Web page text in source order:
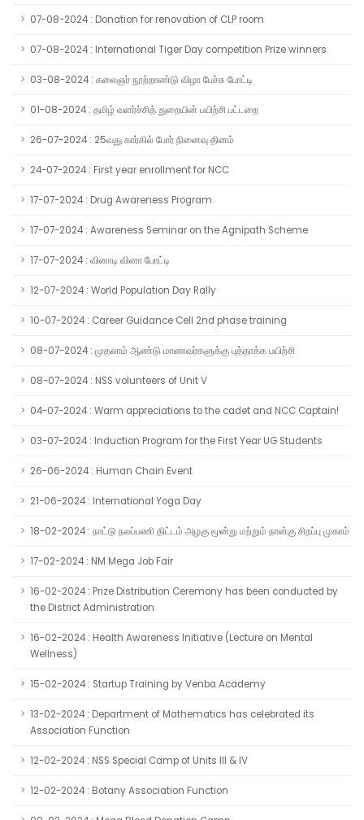
07-08-2024 : Donation for renovation of CLP room
07-08-2024 : International Tiger Day competition Prize winners
03-08-2024 : கலைஞர் நூற்றாண்டு விழா பேச்சு போட்டி
01-08-2024 : தமிழ் வளர்ச்சித் துறையின் பயிற்சி பட்டறை
26-07-2024 : 25வது கார்கில் போர் நினைவு தினம்
24-07-2024 : First year enrollment for NCC
17-07-2024 : Drug Awareness Program
17-07-2024 : Awareness Seminar on the Agnipath Scheme
17-07-2024 : வினாடி வினா போட்டி
12-07-2024 : World Population Day Rally
10-07-2024 : Career Guidance Cell 2nd phase training
08-07-2024 : முதலாம் ஆண்டு மாணவர்களுக்கு புத்தாக்க பயிற்சி
08-07-2024 : NSS volunteers of Unit V
04-07-2024 : Warm appreciations to the cadet and NCC Captain!
03-07-2024 : Induction Program for the First Year UG Students
26-06-2024 : Human Chain Event
21-06-2024 : International Yoga Day
18-02-2024 : நாட்டு நலப்பணி திட்டம் அழகு மூன்று மற்றும் நான்கு சிறப்பு முகாம்
17-02-2024 : NM Mega Job Fair
16-02-2024 : Prize Distribution Ceremony has been conducted by
the District Administration
16-02-2024 : Health Awareness Initiative (Lecture on Mental
Wellness)
15-02-2024 : Startup Training by Venba Academy
13-02-2024 : Department of Mathematics has celebrated its
Association Function
12-02-2024 : NSS Special Camp of Units III & IV
12-02-2024 : Botany Association Function